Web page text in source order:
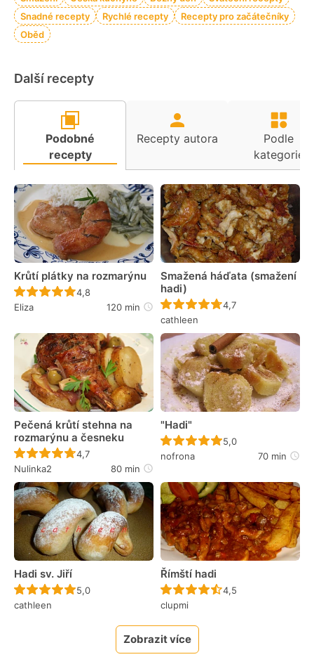
Snadné recepty
Rychlé recepty
Recepty pro začátečníky
Oběd
Další recepty
Podobné
recepty
Recepty autora
Podle
kategorie
Krůtí plátky na rozmarýnu
Recept ještě nebyl hodnocen
4,8
Eliza
120 min
Smažená háďata (smažení
hadi)
Recept ještě nebyl
4,7
cathleen
Pečená krůtí stehna na
rozmarýnu a česneku
Recept ještě nebyl hodnocen
4,7
Nulinka2
80 min
"Hadi"
Recept ještě nebyl
5,0
nofrona
70 min
Hadi sv. Jiří
Recept ještě nebyl hodnocen
5,0
cathleen
Římští hadi
Recept ještě nebyl
4,5
clupmi
Zobrazit více